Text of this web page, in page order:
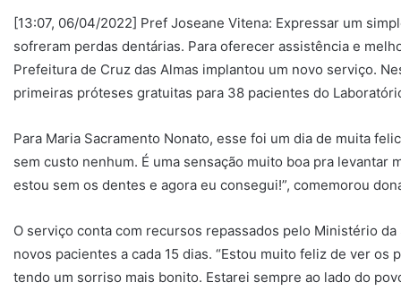
[13:07, 06/04/2022] Pref Joseane Vitena: Expressar um
sofreram perdas dentárias. Para oferecer assistência e
Prefeitura de Cruz das Almas implantou um novo serviço.
primeiras próteses gratuitas para 38 pacientes do
Para Maria Sacramento Nonato, esse foi um dia de muita
sem custo nenhum. É uma sensação muito boa pra levantar
estou sem os dentes e agora eu consegui!”, comemorou
O serviço conta com recursos repassados pelo Ministério
novos pacientes a cada 15 dias. “Estou muito feliz de ver
tendo um sorriso mais bonito. Estarei sempre ao lado do